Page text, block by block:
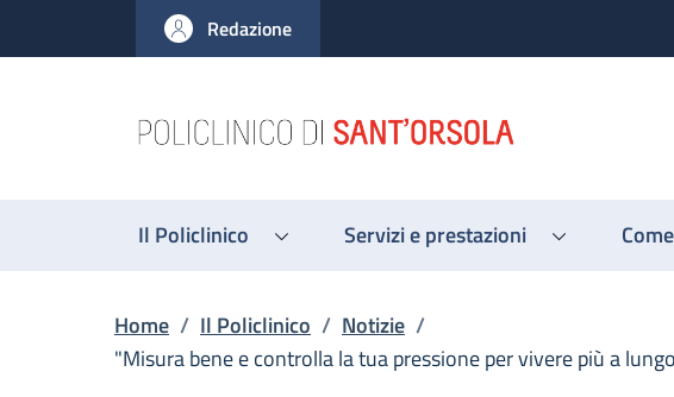
al contenuto principale
to footer content
Redazione
Il Policlinico Servizi e prestazioni
Briciole di pane
Home / Il Policlinico / Notizie /
"Misura bene e controlla la tua pressione per vivere più a